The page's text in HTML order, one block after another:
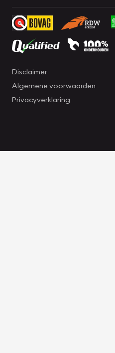
Disclaimer
Algemene voorwaarden
Privacyverklaring